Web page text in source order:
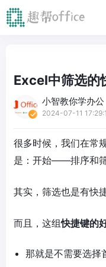
Excel中筛选的
小智教你学办公
2024-07-11
很多时候，我们在常
是：开始——排序和
其实，筛选也是有快
而且，这组快捷键的
那就是不需要选择